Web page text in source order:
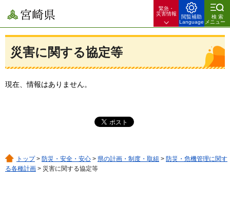
宮崎県
緊急・
災害情報
閲覧補助
Language
検索
メニュー
災害に関する協定等
現在、情報はありません。
トップ> 防災・安全・安心 > 県の計画・制度・取組 > 防災・危機管理に関す
る各種計画 > 災害に関する協定等